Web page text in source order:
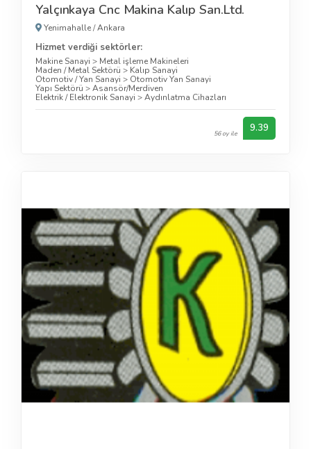
Yalçınkaya Cnc Makina Kalıp San.Ltd.
Yenimahalle/Ankara
Hizmet verdiği sektörler:
Makine Sanayi > Metal işleme Makineleri
Maden / Metal Sektörü > Kalıp Sanayi
Otomotiv / Yan Sanayi > Otomotiv Yan Sanayi
Yapı Sektörü >Asansör/Merdiven
Elektrik / Elektronik Sanayi >Aydınlatma Cihazları
56 oy ile 9.39